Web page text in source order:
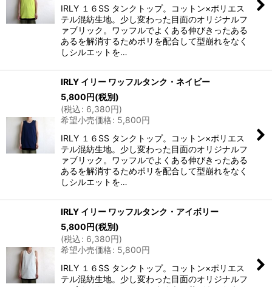
IRLY １６SS タンクトップ。コットン×ポリエス
テル混紡生地。少し変わった目面のオリジナルフ
ァブリック。ワッフルでよくある伸びきったある
あるを解消するためポリを配合して型崩れをなく
しシルエットを…
IRLY イリー ワッフルタンク・ネイビー
5,800円(税別)
(税込: 6,380円)
希望小売価格: 5,800円
IRLY １６SS タンクトップ。コットン×ポリエス
テル混紡生地。少し変わった目面のオリジナルフ
ァブリック。ワッフルでよくある伸びきったある
あるを解消するためポリを配合して型崩れをなく
しシルエットを…
IRLY イリー ワッフルタンク・アイボリー
5,800円(税別)
(税込: 6,380円)
希望小売価格: 5,800円
IRLY １６SS タンクトップ。コットン×ポリエス
テル混紡生地。少し変わった目面のオリジナルフ